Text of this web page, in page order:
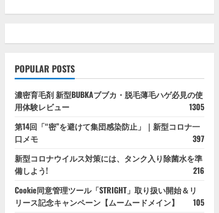
POPULAR POSTS
濃密育毛剤 新型BUBKAブブカ・脱毛薄毛ハゲ必見の使
用体験レビュー
1305
第14回「“密”を避けて集団感染防止」｜新型コロナ一
口メモ
397
新型コロナウイルス対策には、タンク入り除菌水を準
備しよう!
216
Cookie同意管理ツール「STRIGHT」取り扱い開始＆リ
リース記念キャンペーン【ムームードメイン】
105